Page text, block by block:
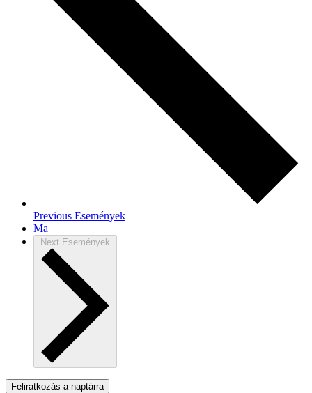
Previous Események
Ma
Next Események
Feliratkozás a naptárra